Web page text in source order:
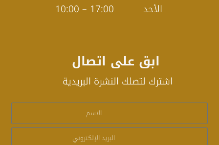
الأحد 17:00 – 10:00
ابق على اتصال
اشترك لتصلك النشرة البريدية